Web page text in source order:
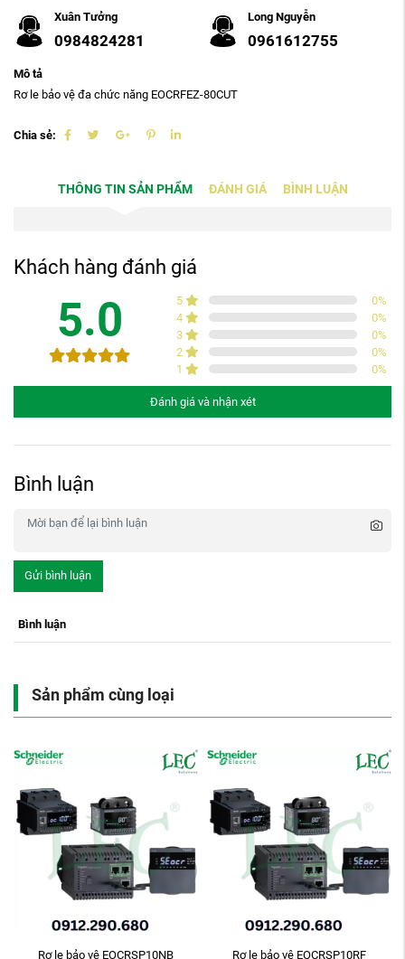
Xuân Tưởng
0984824281
Long Nguyễn
0961612755
Mô tả
Rơ le bảo vệ đa chức năng EOCRFEZ-80CUT
Chia sẻ:
THÔNG TIN SẢN PHẨM ĐÁNH GIÁ BÌNH LUẬN
Khách hàng đánh giá
5.0 5 0%
4
0%
3
0%
2
0%
1
0%
Đánh giá và nhận xét
Bình luận
Gửi bình luận
Bình luận
Sản phẩm cùng loại
Rơ le bảo vệ EOCRSP10NB Rơ le bảo vệ EOCRSP10RF